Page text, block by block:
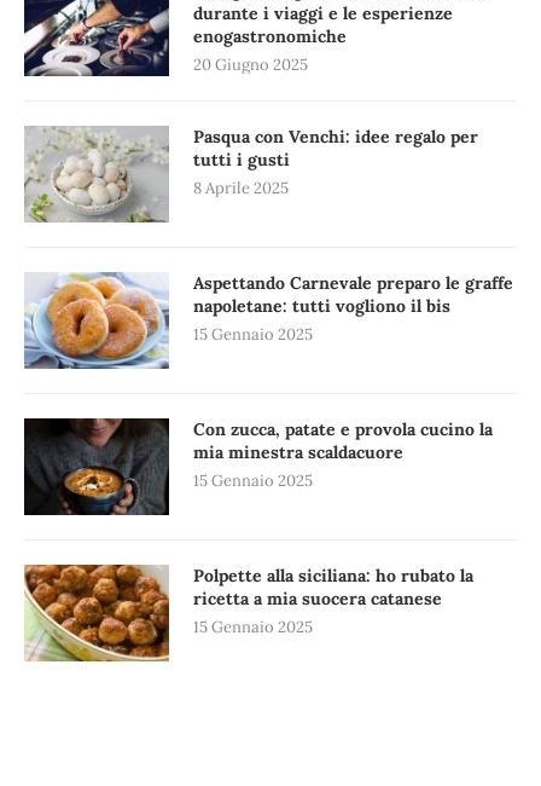
durante i viaggi e le esperienze
enogastronomiche
20 Giugno 2025
Pasqua con Venchi: idee regalo per
tutti i gusti
8 Aprile 2025
Aspettando Carnevale preparo le graffe
napoletane: tutti vogliono il bis
15 Gennaio 2025
Con zucca, patate e provola cucino la
mia minestra scaldacuore
15 Gennaio 2025
Polpette alla siciliana: ho rubato la
ricetta a mia suocera catanese
15 Gennaio 2025